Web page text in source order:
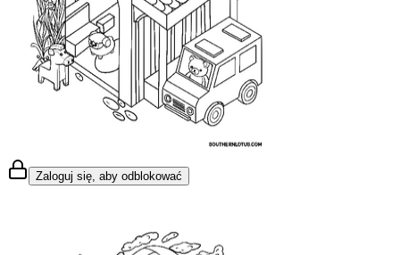
Zaloguj się, aby odblokować